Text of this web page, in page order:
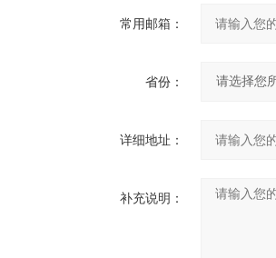
常用邮箱：
省份：
详细地址：
补充说明：